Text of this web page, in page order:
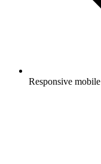
Responsive mobile